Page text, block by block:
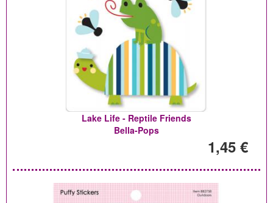
Lake Life - Reptile Friends
Bella-Pops
1,45 €